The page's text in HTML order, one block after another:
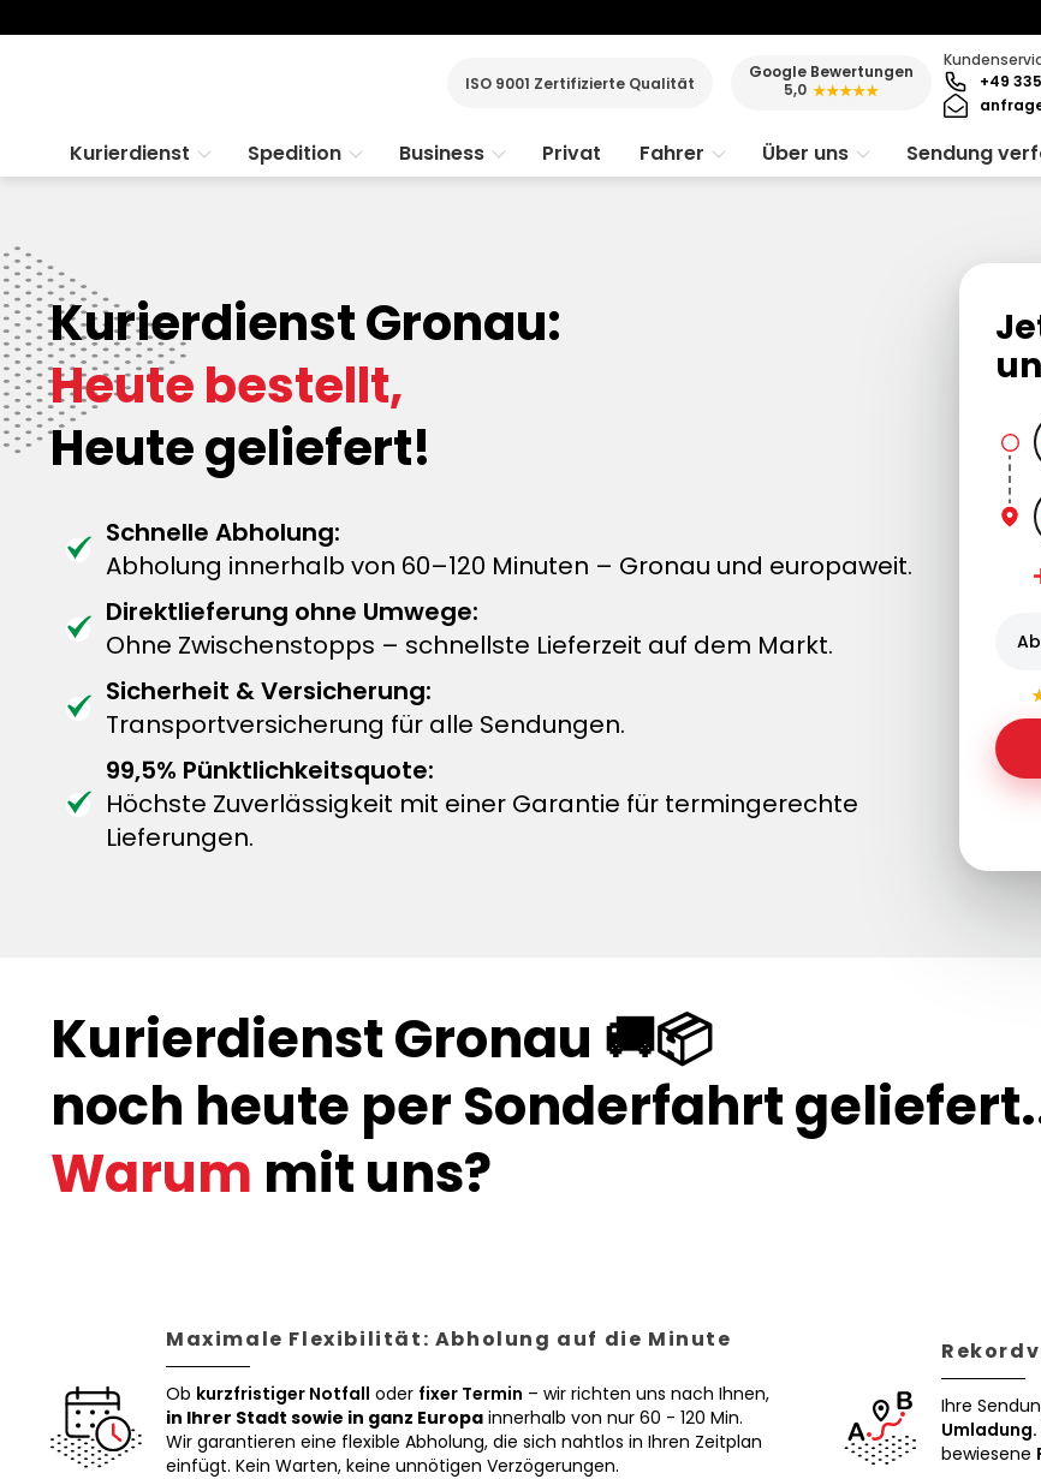
ISO 9001 Zertifizierte Qualität
Google Bewertungen
5,0 ★★★★★
+49
Kurierdienst Spedition Business Privat Fahrer Über uns Sendung
Kurierdienst Gronau:
Heute bestellt,
Heute geliefert!
Schnelle Abholung:
Abholung innerhalb von 60–120 Minuten – Gronau und europaweit.
Direktlieferung ohne Umwege:
Ohne Zwischenstopps – schnellste Lieferzeit auf dem Markt.
Sicherheit & Versicherung:
Transportversicherung für alle Sendungen.
99,5% Pünktlichkeitsquote:
Höchste Zuverlässigkeit mit einer Garantie für termingerechte
Lieferungen.
Kurierdienst Gronau 🚚📦
noch heute per Sonderfahrt
Warum mit uns?
Maximale Flexibilität: Abholung auf die Minute
Ob kurzfristiger Notfall oder fixer Termin – wir richten uns nach Ihnen,
in Ihrer Stadt sowie in ganz Europa innerhalb von nur 60 - 120 Min.
Wir garantieren eine flexible Abholung, die sich nahtlos in Ihren Zeitplan
einfügt. Kein Warten, keine unnötigen Verzögerungen.
Ihre
Umladung.
bewiesene